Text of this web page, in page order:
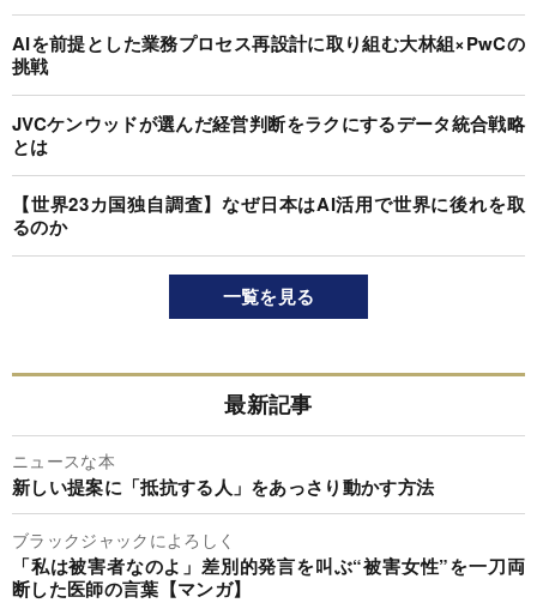
AIを前提とした業務プロセス再設計に取り組む大林組×PwCの
挑戦
JVCケンウッドが選んだ経営判断をラクにするデータ統合戦略
とは
【世界23カ国独自調査】なぜ日本はAI活用で世界に後れを取
るのか
一覧を見る
最新記事
ニュースな本
新しい提案に「抵抗する人」をあっさり動かす方法
ブラックジャックによろしく
「私は被害者なのよ」差別的発言を叫ぶ“被害女性”を一刀両
断した医師の言葉【マンガ】